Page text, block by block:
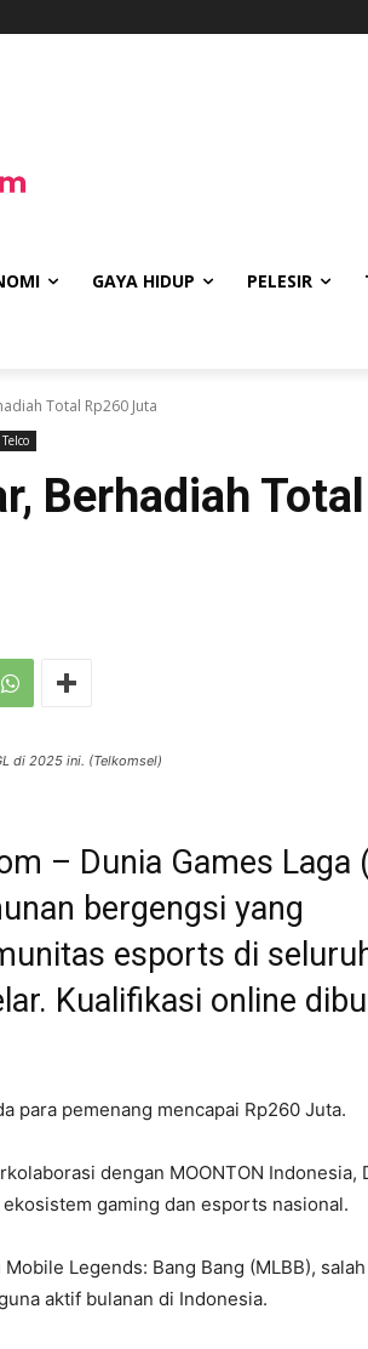
GAYA HIDUP PELESIR
Total Rp260 Juta
Telco
Berhadiah
di 2025 ini. (Telkomsel)
– Dunia Games Laga
bergengsi yang
esports di
Kualifikasi online
para pemenang mencapai Rp260 Juta.
dengan MOONTON Indonesia,
gaming dan esports nasional.
Legends: Bang Bang (MLBB),
aktif bulanan di Indonesia.